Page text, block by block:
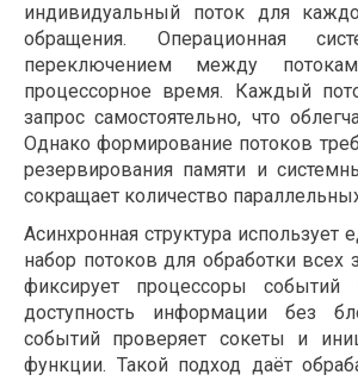
индивидуальный поток для
обращения. Операционная
переключением между
процессорное время. Каждый
запрос самостоятельно, что
Однако формирование потоков
резервирования памяти и
сокращает количество
Асинхронная структура использует
набор потоков для обработки всех
фиксирует процессоры событий
доступность информации без
событий проверяет сокеты и
функции. Такой подход даёт